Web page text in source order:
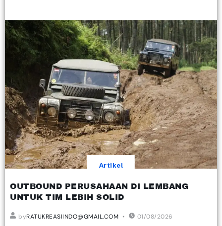
Artikel
OUTBOUND PERUSAHAAN DI LEMBANG
UNTUK TIM LEBIH SOLID
byRATUKREASIINDO@GMAIL.COM 01/08/2026